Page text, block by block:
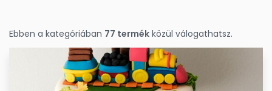
Ebben a kategóriában 77 termék közül válogathatsz.